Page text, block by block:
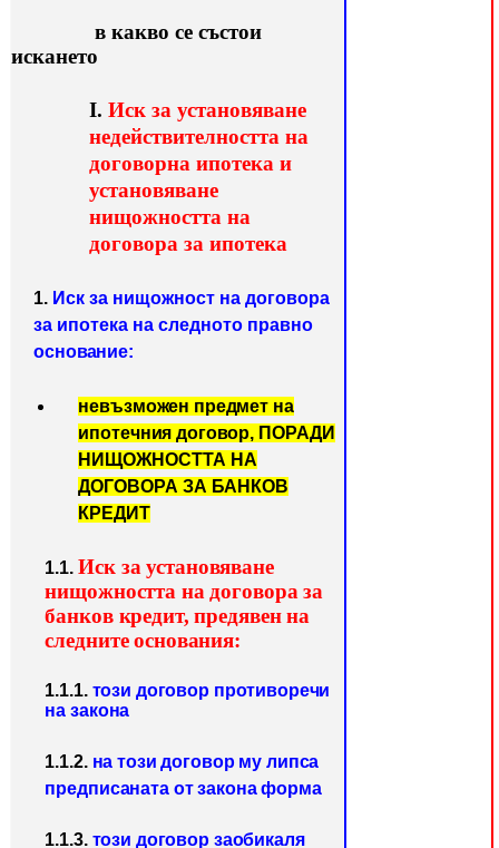
в какво се състои
исканетo
І.Иск за установяване
недействителността на
договорна ипотека и
установяване
нищожността на
договора за ипотека
1. Иск за нищожност на договора
за ипотека на следното правно
основание:
невъзможен предмет на
ипотечния договор, ПОРАДИ
НИЩОЖНОСТТА НА
ДОГОВОРА ЗА БАНКОВ
КРЕДИТ
1.1. Иск за установяване
нищожността на договора за
банков кредит, предявен на
следните основания:
1.1.1.този договор противоречи
на закона
1.1.2.на този договор му липса
предписаната от закона форма
1.1.3.този договор заобикаля